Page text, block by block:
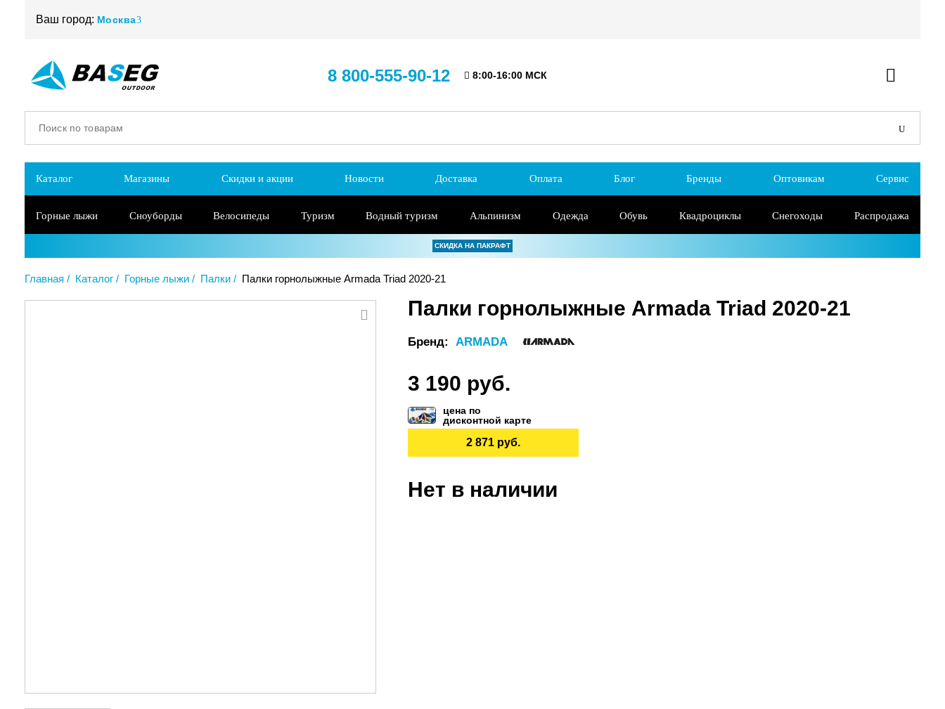
Ваш город: Москва
8 800-555-90-12 8:00-16:00 МСК
Каталог Магазины Скидки и акции Новости Доставка Оплата Блог Бренды Оптовикам Сервис
Горные лыжи Сноуборды Велосипеды Туризм Водный туризм Альпинизм Одежда Обувь Квадроциклы Снегоходы Распродажа
СКИДКА НА ПАКРАФТ
Главная Каталог Горные лыжи Палки Палки горнолыжные Armada Triad 2020-21
Палки горнолыжные Armada Triad 2020-21
Бренд: ARMADA
3 190 руб.
цена по
дисконтной карте
2 871 руб.
Нет в наличии